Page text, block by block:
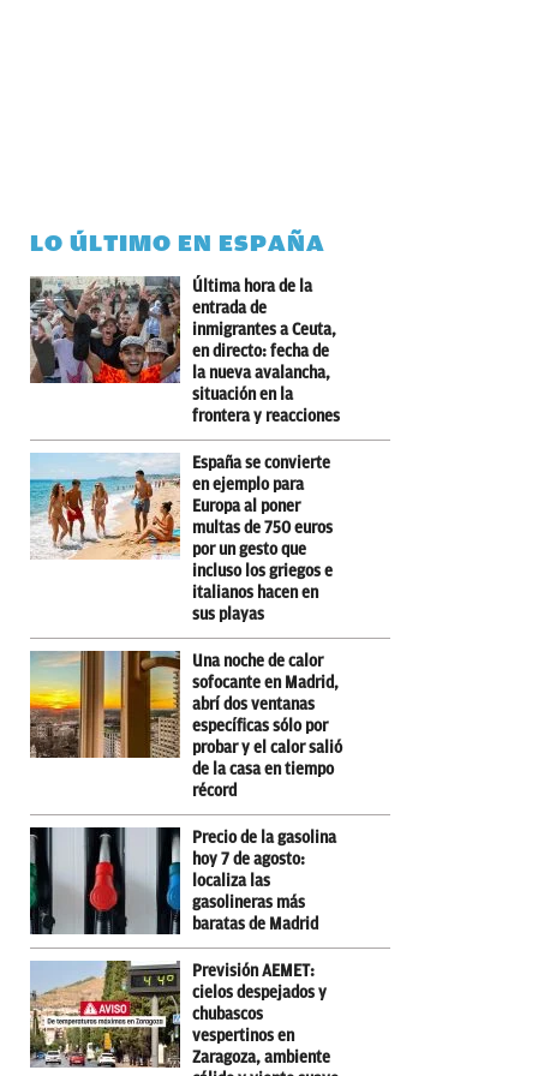
LO ÚLTIMO EN ESPAÑA
Última hora de la
entrada de
inmigrantes a Ceuta,
en directo: fecha de
la nueva avalancha,
situación en la
frontera y reacciones
España se convierte
en ejemplo para
Europa al poner
multas de 750 euros
por un gesto que
incluso los griegos e
italianos hacen en
sus playas
Una noche de calor
sofocante en Madrid,
abrí dos ventanas
específicas sólo por
probar y el calor salió
de la casa en tiempo
récord
Precio de la gasolina
hoy 7 de agosto:
localiza las
gasolineras más
baratas de Madrid
Previsión AEMET:
cielos despejados y
chubascos
vespertinos en
Zaragoza, ambiente